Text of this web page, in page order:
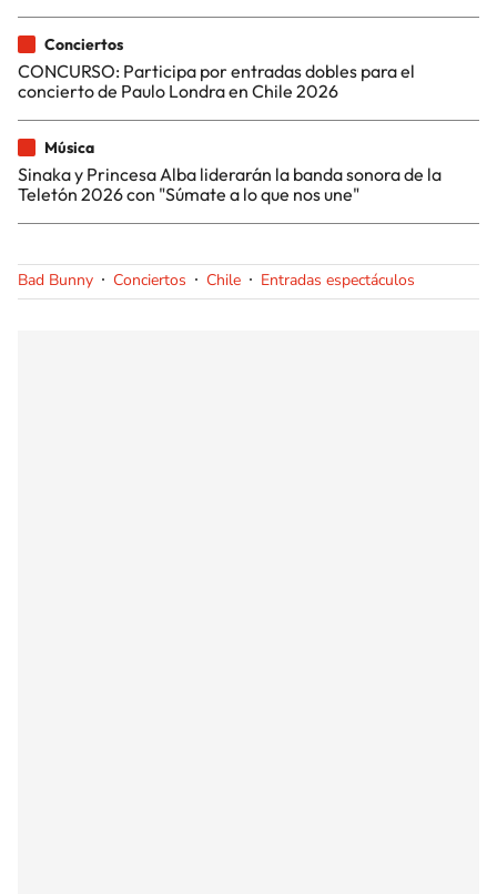
Conciertos
CONCURSO: Participa por entradas dobles para el
concierto de Paulo Londra en Chile 2026
Música
Sinaka y Princesa Alba liderarán la banda sonora de la
Teletón 2026 con "Súmate a lo que nos une"
Bad Bunny Conciertos Chile Entradas espectáculos